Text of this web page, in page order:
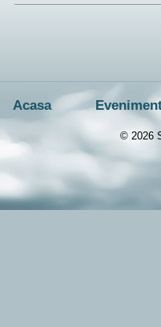
Acasa
© 2026